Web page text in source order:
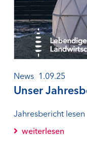
News 1.09.25
Unser
Jahresbericht lesen
weiterlesen